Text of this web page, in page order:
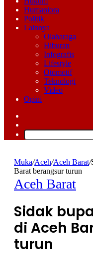
Humaniora
Politik
Lainnya
Olaharaga
Hiburan
Infografis
Lifestyle
Otomotif
Teknologi
Video
Opini
skin
Muka/Aceh/Aceh Barat/
Barat berangsur turun
Aceh Barat
Sidak
di Aceh
turun